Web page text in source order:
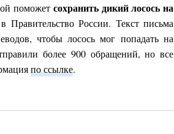
поможет сохранить дикий лосось на
Правительство России. Текст письма
чтобы лосось мог попадать на
более 900 обращений, но все
по ссылке.